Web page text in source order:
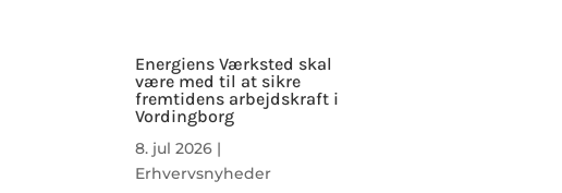
Energiens Værksted skal
være med til at sikre
fremtidens arbejdskraft i
Vordingborg
8. jul 2026|
Erhvervsnyheder